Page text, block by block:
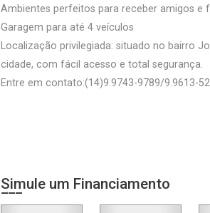
Ambientes perfeitos para receber amigos e
Garagem para até 4 veículos
Localização privilegiada: situado no bairro
cidade, com fácil acesso e total segurança.
Entre em contato:(14)9.9743-9789/9.9613-
Simule um Financiamento